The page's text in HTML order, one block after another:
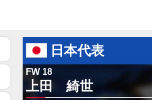
日本代表
FW 18
上田 綺世